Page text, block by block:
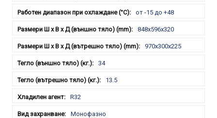
от -15 до +48
848x596x320
970x300x225
34
13.5
R32
Монофазно